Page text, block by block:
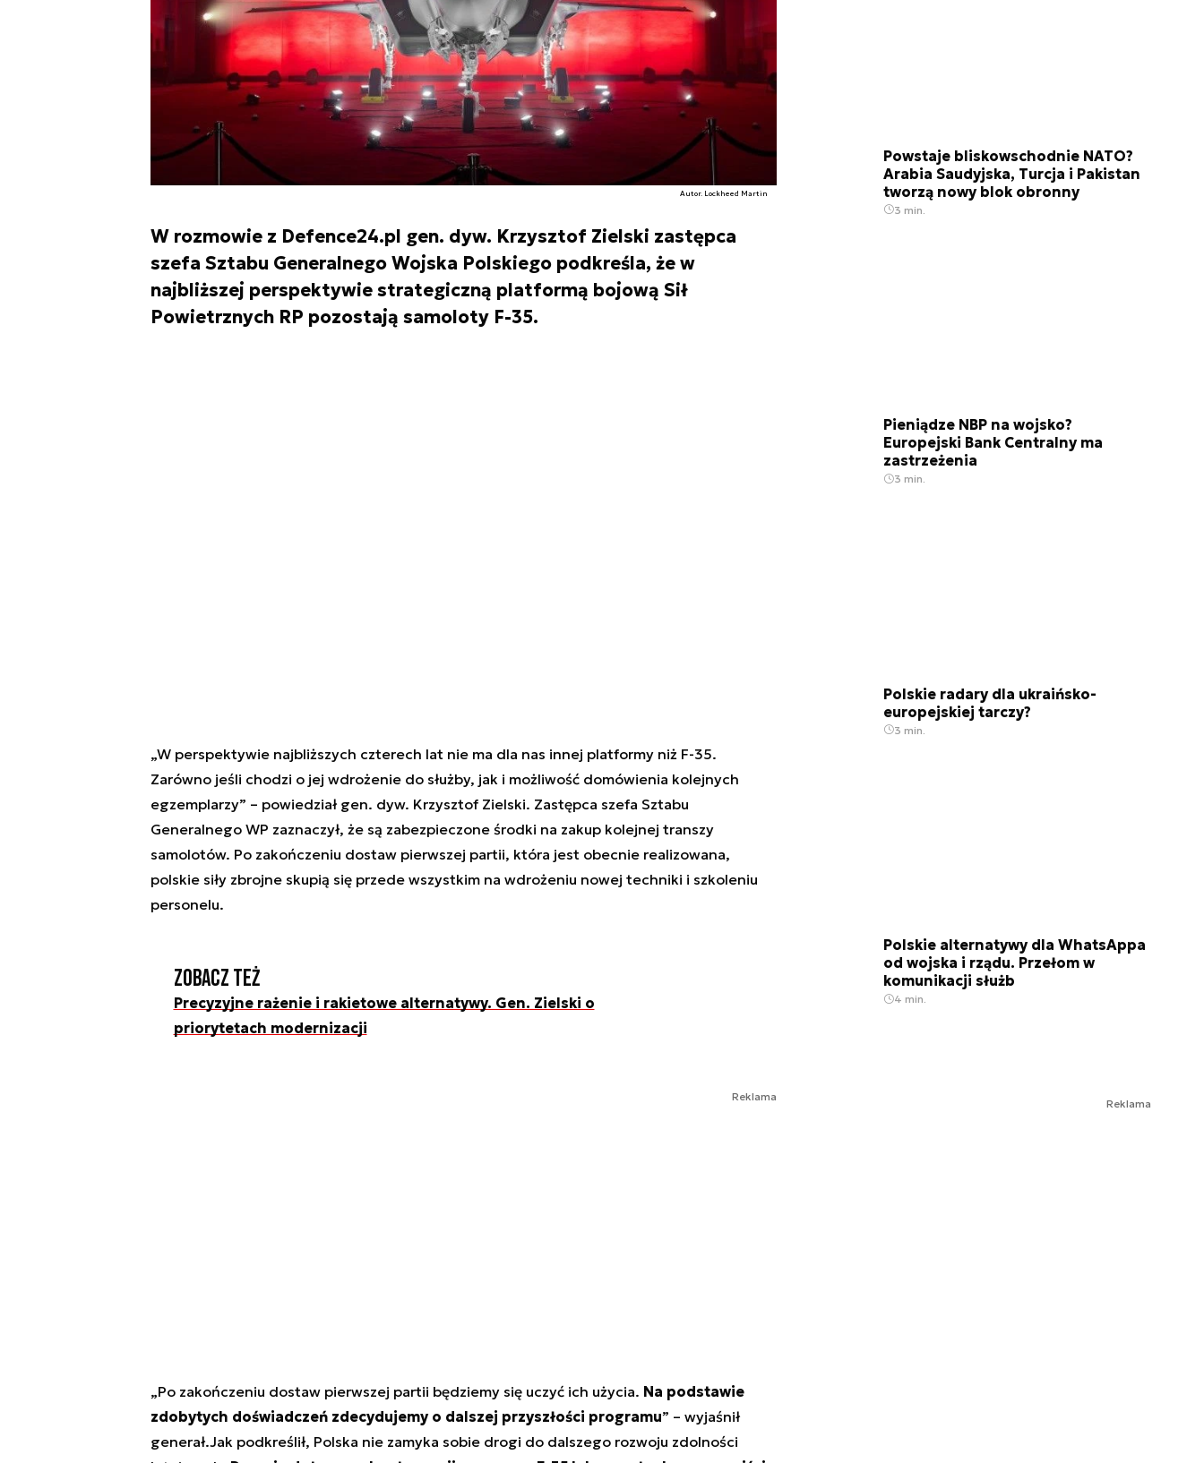
Autor. Lockheed Martin
W rozmowie z Defence24.pl gen. dyw. Krzysztof Zielski zastępca
szefa Sztabu Generalnego Wojska Polskiego podkreśla, że w
najbliższej perspektywie strategiczną platformą bojową Sił
Powietrznych RP pozostają samoloty F-35.
„W perspektywie najbliższych czterech lat nie ma dla nas innej platformy niż F-35.
Zarówno jeśli chodzi o jej wdrożenie do służby, jak i możliwość domówienia kolejnych
egzemplarzy” – powiedział gen. dyw. Krzysztof Zielski. Zastępca szefa Sztabu
Generalnego WP zaznaczył, że są zabezpieczone środki na zakup kolejnej transzy
samolotów. Po zakończeniu dostaw pierwszej partii, która jest obecnie realizowana,
polskie siły zbrojne skupią się przede wszystkim na wdrożeniu nowej techniki i szkoleniu
personelu.
Zobacz też
Precyzyjne rażenie i rakietowe alternatywy. Gen. Zielski o
priorytetach modernizacji
Reklama
„Po zakończeniu dostaw pierwszej partii będziemy się uczyć ich użycia. Na podstawie
zdobytych doświadczeń zdecydujemy o dalszej przyszłości programu” – wyjaśnił
generał.Jak podkreślił, Polska nie zamyka sobie drogi do dalszego rozwoju zdolności
Powstaje bliskowschodnie NATO?
Arabia Saudyjska, Turcja i Pakistan
tworzą nowy blok obronny
3 min.
Pieniądze NBP na wojsko?
Europejski Bank Centralny ma
zastrzeżenia
3 min.
Polskie radary dla ukraińsko-
europejskiej tarczy?
3 min.
Polskie alternatywy dla WhatsAppa
od wojska i rządu. Przełom w
komunikacji służb
4 min.
Reklama